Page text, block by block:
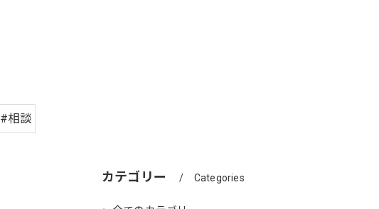
#相談
カテゴリー Categories